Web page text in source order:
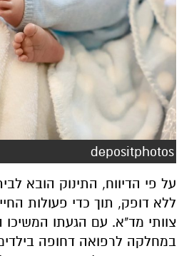
depositphotos
על פי הדיווח, התינוק הובא
ללא דופק, תוך כדי פעולות
צוותי מד"א. עם הגעתו המשיכו
במחלקה לרפואה דחופה בילדים